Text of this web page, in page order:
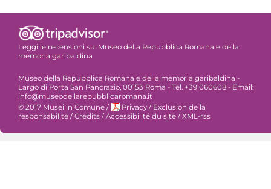
Leggi le recensioni su: Museo della Repubblica Romana e della
memoria garibaldina
Museo della Repubblica Romana e della memoria garibaldina -
Largo di Porta San Pancrazio, 00153 Roma - Tel. +39 060608 - Email:
info@museodellarepubblicaromana.it
© 2017 Musei in Comune / Privacy / Exclusion de la
responsabilité / Credits / Accessibilité du site / XML-rss